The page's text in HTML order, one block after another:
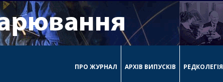
ПРО ЖУРНАЛ АРХІВ ВИПУСКІВ РЕДКОЛЕГІЯ